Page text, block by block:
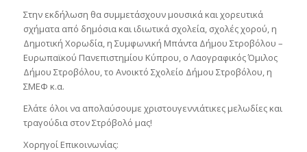
Στην εκδήλωση θα συμμετάσχουν μουσικά και χορευτικά
σχήματα από δημόσια και ιδιωτικά σχολεία, σχολές χορού, η
Δημοτική Χορωδία, η Συμφωνική Μπάντα Δήμου Στροβόλου –
Ευρωπαϊκού Πανεπιστημίου Κύπρου, ο Λαογραφικός Όμιλος
Δήμου Στροβόλου, το Ανοικτό Σχολείο Δήμου Στροβόλου, η
ΣΜΕΦ κ.α.
Ελάτε όλοι να απολαύσουμε χριστουγεννιάτικες μελωδίες και
τραγούδια στον Στρόβολό μας!
Χορηγοί Επικοινωνίας: